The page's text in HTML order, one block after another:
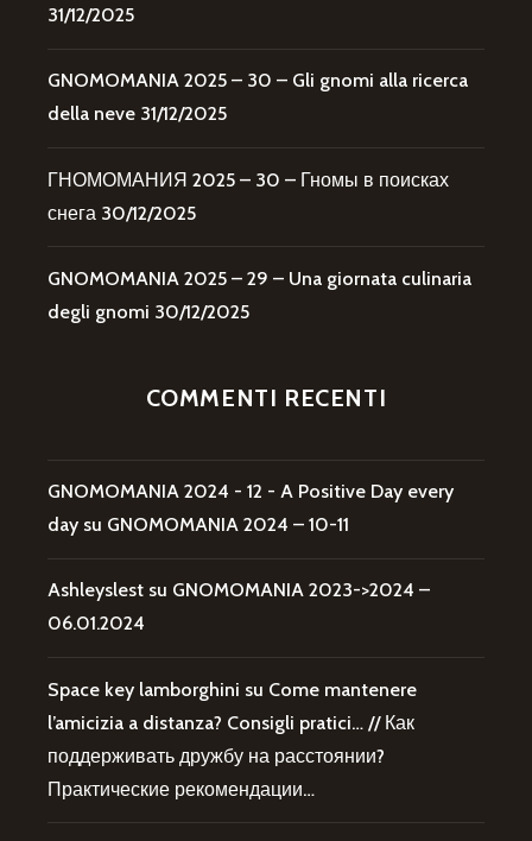
31/12/2025
GNOMOMANIA 2025 – 30 – Gli gnomi alla ricerca
della neve 31/12/2025
ГНОМОМАНИЯ 2025 – 30 – Гномы в поисках
снега 30/12/2025
GNOMOMANIA 2025 – 29 – Una giornata culinaria
degli gnomi 30/12/2025
COMMENTI RECENTI
GNOMOMANIA 2024 - 12 - A Positive Day every
day su GNOMOMANIA 2024 – 10-11
Ashleyslest su GNOMOMANIA 2023->2024 –
06.01.2024
Space key lamborghini su Come mantenere
l’amicizia a distanza? Consigli pratici… // Как
поддерживать дружбу на расстоянии?
Практические рекомендации…